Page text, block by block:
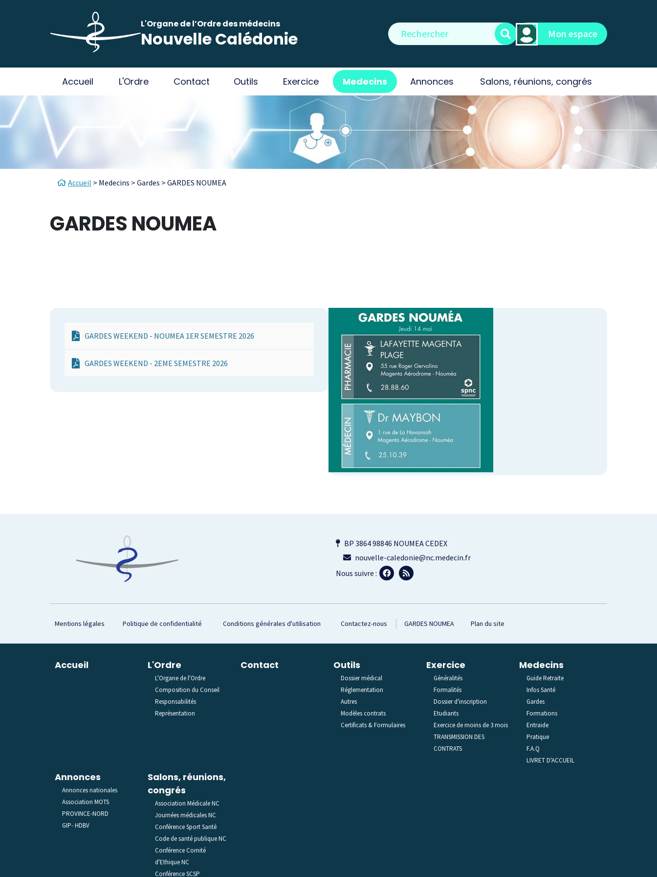
L'Organe de l’Ordre des médecins
Nouvelle Calédonie Rechercher Mon espace
Main navigation
Accueil L'Ordre Contact Outils Exercice Medecins Annonces Salons, réunions, congrés
Fil d'Ariane
Accueil Medecins Gardes GARDES NOUMEA
GARDES NOUMEA
GARDES WEEKEND - NOUMEA 1ER SEMESTRE 2026
GARDES WEEKEND - 2EME SEMESTRE 2026
BP 3864 98846 NOUMEA CEDEX
nouvelle-caledonie@nc.medecin.fr
Nous suivre :
Mentions légales Politique de confidentialité Conditions générales d'utilisation Contactez-nous GARDES NOUMEA Plan du site
Accueil L'Ordre
L'Organe de l'Ordre
Composition du Conseil
Responsabilités
Représentation
Contact Outils
Dossier médical
Réglementation
Autres
Modèles contrats
Certificats & Formulaires
Exercice
Généralités
Formalités
Dossier d'inscription
Etudiants
Exercice de moins de 3 mois
TRANSMISSION DES
CONTRATS
Medecins
Guide Retraite
Infos Santé
Gardes
Formations
Entraide
Pratique
F.A.Q
LIVRET D'ACCUEIL
Annonces
Annonces nationales
Association MOTS
PROVINCE-NORD
GIP- HDBV
Salons, réunions,
congrés
Association Médicale NC
Journées médicales NC
Conférence Sport Santé
Code de santé publique NC
Conférence Comité
d'Ethique NC
Conférence SCSP